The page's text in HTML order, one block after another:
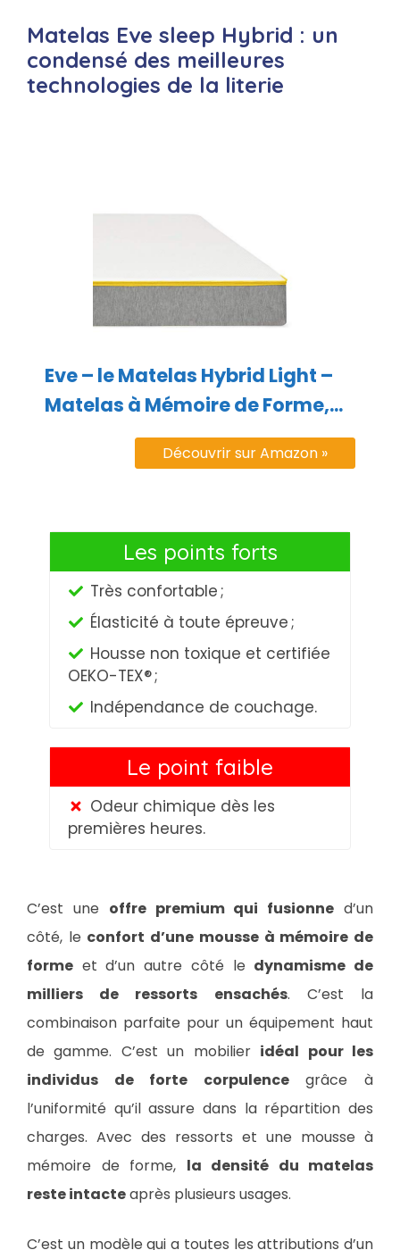
Matelas Eve sleep Hybrid : un
condensé des meilleures
technologies de la literie
Eve – le Matelas Hybrid Light –
Matelas à Mémoire de Forme,...
Découvrir sur Amazon »
Les points forts
Très confortable ;
Élasticité à toute épreuve ;
Housse non toxique et certifiée
OEKO-TEX® ;
Indépendance de couchage.
Le point faible
Odeur chimique dès les
premières heures.
C’est une offre premium qui fusionne d’un
côté, le confort d’une mousse à mémoire de
forme et d’un autre côté le dynamisme de
milliers de ressorts ensachés. C’est la
combinaison parfaite pour un équipement haut
de gamme. C’est un mobilier idéal pour les
individus de forte corpulencegrâce à
l’uniformité qu’il assure dans la répartition des
charges. Avec des ressorts et une mousse à
mémoire de forme, la densité du matelas
reste intacteaprès plusieurs usages.
C’est un modèle qui a toutes les attributions d’un